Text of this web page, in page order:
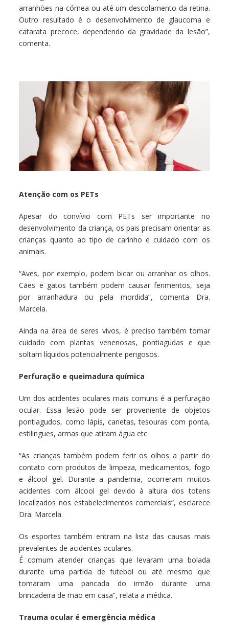
arranhões na córnea ou até um descolamento da retina.
Outro resultado é o desenvolvimento de glaucoma e
catarata precoce, dependendo da gravidade da lesão”,
comenta.
Atenção com os PETs
Apesar do convívio com PETs ser importante no
desenvolvimento da criança, os pais precisam orientar as
crianças quanto ao tipo de carinho e cuidado com os
animais.
“Aves, por exemplo, podem bicar ou arranhar os olhos.
Cães e gatos também podem causar ferimentos, seja
por arranhadura ou pela mordida”, comenta Dra.
Marcela.
Ainda na área de seres vivos, é preciso também tomar
cuidado com plantas venenosas, pontiagudas e que
soltam líquidos potencialmente perigosos.
Perfuração e queimadura química
Um dos acidentes oculares mais comuns é a perfuração
ocular. Essa lesão pode ser proveniente de objetos
pontiagudos, como lápis, canetas, tesouras com ponta,
estilingues, armas que atiram água etc.
“As crianças também podem ferir os olhos a partir do
contato com produtos de limpeza, medicamentos, fogo
e álcool gel. Durante a pandemia, ocorreram muitos
acidentes com álcool gel devido à altura dos totens
localizados nos estabelecimentos comerciais”, esclarece
Dra. Marcela.
Os esportes também entram na lista das causas mais
prevalentes de acidentes oculares.
É comum atender crianças que levaram uma bolada
durante uma partida de futebol ou até mesmo que
tomaram uma pancada do irmão durante uma
brincadeira de mão em casa”, relata a médica.
Trauma ocular é emergência médica